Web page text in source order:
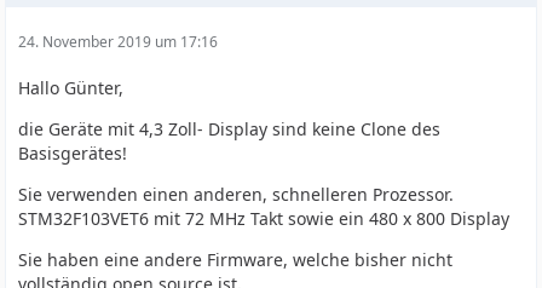
24. November 2019 um 17:16
Hallo Günter,
die Geräte mit 4,3 Zoll- Display sind keine Clone des
Basisgerätes!
Sie verwenden einen anderen, schnelleren Prozessor.
STM32F103VET6 mit 72 MHz Takt sowie ein 480 x 800 Display
Sie haben eine andere Firmware, welche bisher nicht